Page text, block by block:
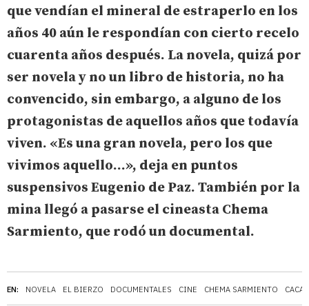
EN: NOVELA EL BIERZO DOCUMENTALES CINE CHEMA SARMIENTO
que vendían el mineral de estraperlo en los
años 40 aún le respondían con cierto recelo
cuarenta años después. La novela, quizá por
ser novela y no un libro de historia, no ha
convencido, sin embargo, a alguno de los
protagonistas de aquellos años que todavía
viven. «Es una gran novela, pero los que
vivimos aquello...», deja en puntos
suspensivos Eugenio de Paz. También por la
mina llegó a pasarse el cineasta Chema
Sarmiento, que rodó un documental.